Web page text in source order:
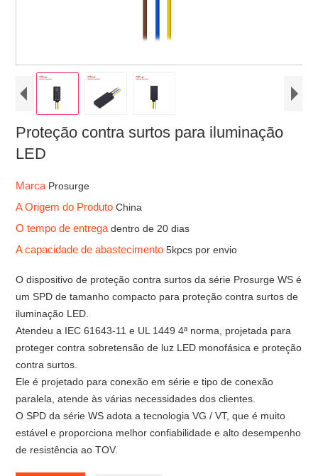
Proteção contra surtos para iluminação
LED
Marca Prosurge
A Origem do ProdutoChina
O tempo de entregadentro de 20 dias
A capacidade de abastecimento5kpcs por envio
O dispositivo de proteção contra surtos da série Prosurge WS é
um SPD de tamanho compacto para proteção contra surtos de
iluminação LED.
Atendeu a IEC 61643-11 e UL 1449 4ª norma, projetada para
proteger contra sobretensão de luz LED monofásica e proteção
contra surtos.
Ele é projetado para conexão em série e tipo de conexão
paralela, atende às várias necessidades dos clientes.
O SPD da série WS adota a tecnologia VG / VT, que é muito
estável e proporciona melhor confiabilidade e alto desempenho
de resistência ao TOV.